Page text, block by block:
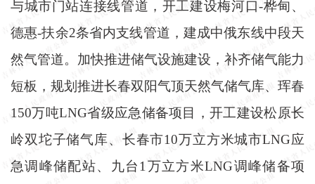
与城市门站连接线管道，开工建设梅河口-桦甸、
德惠-扶余2条省内支线管道，建成中俄东线中段天
然气管道。加快推进储气设施建设，补齐储气能力
短板，规划推进长春双阳气顶天然气储气库、珲春
150万吨LNG省级应急储备项目，开工建设松原长
岭双坨子储气库、长春市10万立方米城市LNG应
急调峰储配站、九台1万立方米LNG调峰储备项